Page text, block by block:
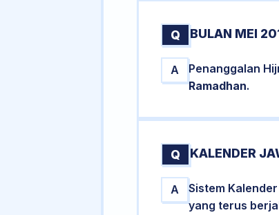
Q BULAN MEI
A Penanggalan
Ramadhan.
Q KALENDER
A
Sistem
yang terus